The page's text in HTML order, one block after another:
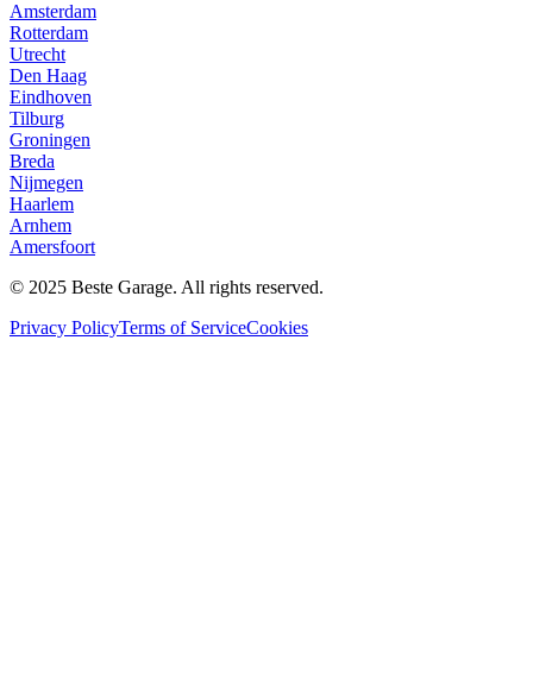
Amsterdam
Rotterdam
Utrecht
Den Haag
Eindhoven
Tilburg
Groningen
Breda
Nijmegen
Haarlem
Arnhem
Amersfoort
© 2025 Beste Garage. All rights reserved.
Privacy PolicyTerms of ServiceCookies